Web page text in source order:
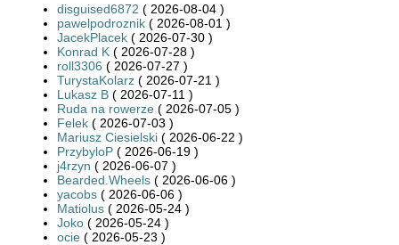
disguised6872 ( 2026-08-04 )
pawelpodroznik ( 2026-08-01 )
JacekPlacek ( 2026-07-30 )
Konrad K ( 2026-07-28 )
roll3306 ( 2026-07-27 )
TurystaKolarz ( 2026-07-21 )
Lukasz B ( 2026-07-11 )
Ruda na rowerze ( 2026-07-05 )
Felek ( 2026-07-03 )
Mariusz Ciesielski ( 2026-06-22 )
PrzybyloP ( 2026-06-19 )
j4rzyn ( 2026-06-07 )
Bearded.Wheels ( 2026-06-06 )
yacobs ( 2026-06-06 )
Matiolus ( 2026-05-24 )
Joko ( 2026-05-24 )
ocie ( 2026-05-23 )